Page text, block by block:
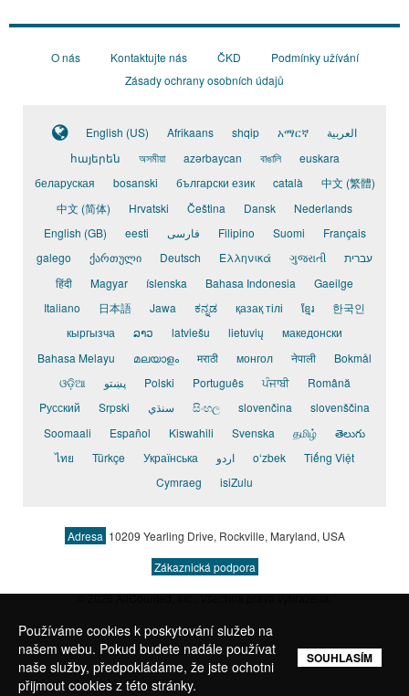
O nás Kontaktujte nás ČKD
Podmínky užívání
Zásady ochrany osobních údajů
English (US) Afrikaans shqip አማርኛ
العربية
հայերեն
অসমীয়া azərbaycan বাঙালি
euskara
беларуская
bosanski български език català
中文 (繁體)
中文 (简体)
Hrvatski Čeština Dansk
Nederlands
English (GB)
eesti فارسی Filipino Suomi
Français
galego
ქართული Deutsch Ελληνικά ગુજરાતી
עברית
हिंदी
Magyar íslenska Bahasa Indonesia
Gaeilge
Italiano
日本語 Jawa ಕನ್ನಡ қазақ тілі ខ្មែរ
한국인
кыргызча
ລາວ latviešu lietuvių
македонски
Bahasa Melayu
മലയാളം मराठी монгол नेपाली
Bokmål
ଓଡ଼ିଆ
پښتو Polski Português ਪੰਜਾਬੀ
Română
Pусский
Srpski سنڌي සිංහල slovenčina
slovenščina
Soomaali
Español Kiswahili Svenska தமிழ்
తెలుగు
ไทย
Türkçe Українська اردو o‘zbek
Tiếng Việt
Cymraeg
isiZulu
Adresa 10209 Yearling Drive, Rockville, Maryland, USA
Zákaznická podpora
© 2026 AllCounted, Inc., Všechna práva vyhrazena.
Používáme cookies k poskytování služeb na
našem webu. Pokud budete nadále používat
naše služby, předpokládáme, že jste ochotni
přijmout cookies z této stránky.
SOUHLASÍM